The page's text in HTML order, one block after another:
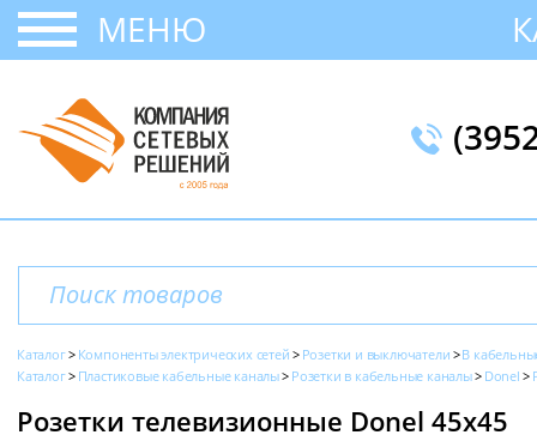
МЕНЮ
Каталог Компоненты электрических сетей Розетки и выключатели
В
Каталог
Пластиковые кабельные каналы Розетки в кабельные каналы Donel
Розетки телевизионные Donel 45x45